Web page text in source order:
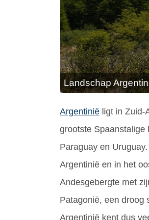
Landschap
Argentinië ligt in Zuid-
grootste
Paraguay en
Argentinië en in het
Andesgebergte met
Patagonië, een droog
Argentinië kent dus